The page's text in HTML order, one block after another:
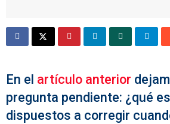
En el artículo anterior
pregunta pendiente: ¿qué
dispuestos a corregir